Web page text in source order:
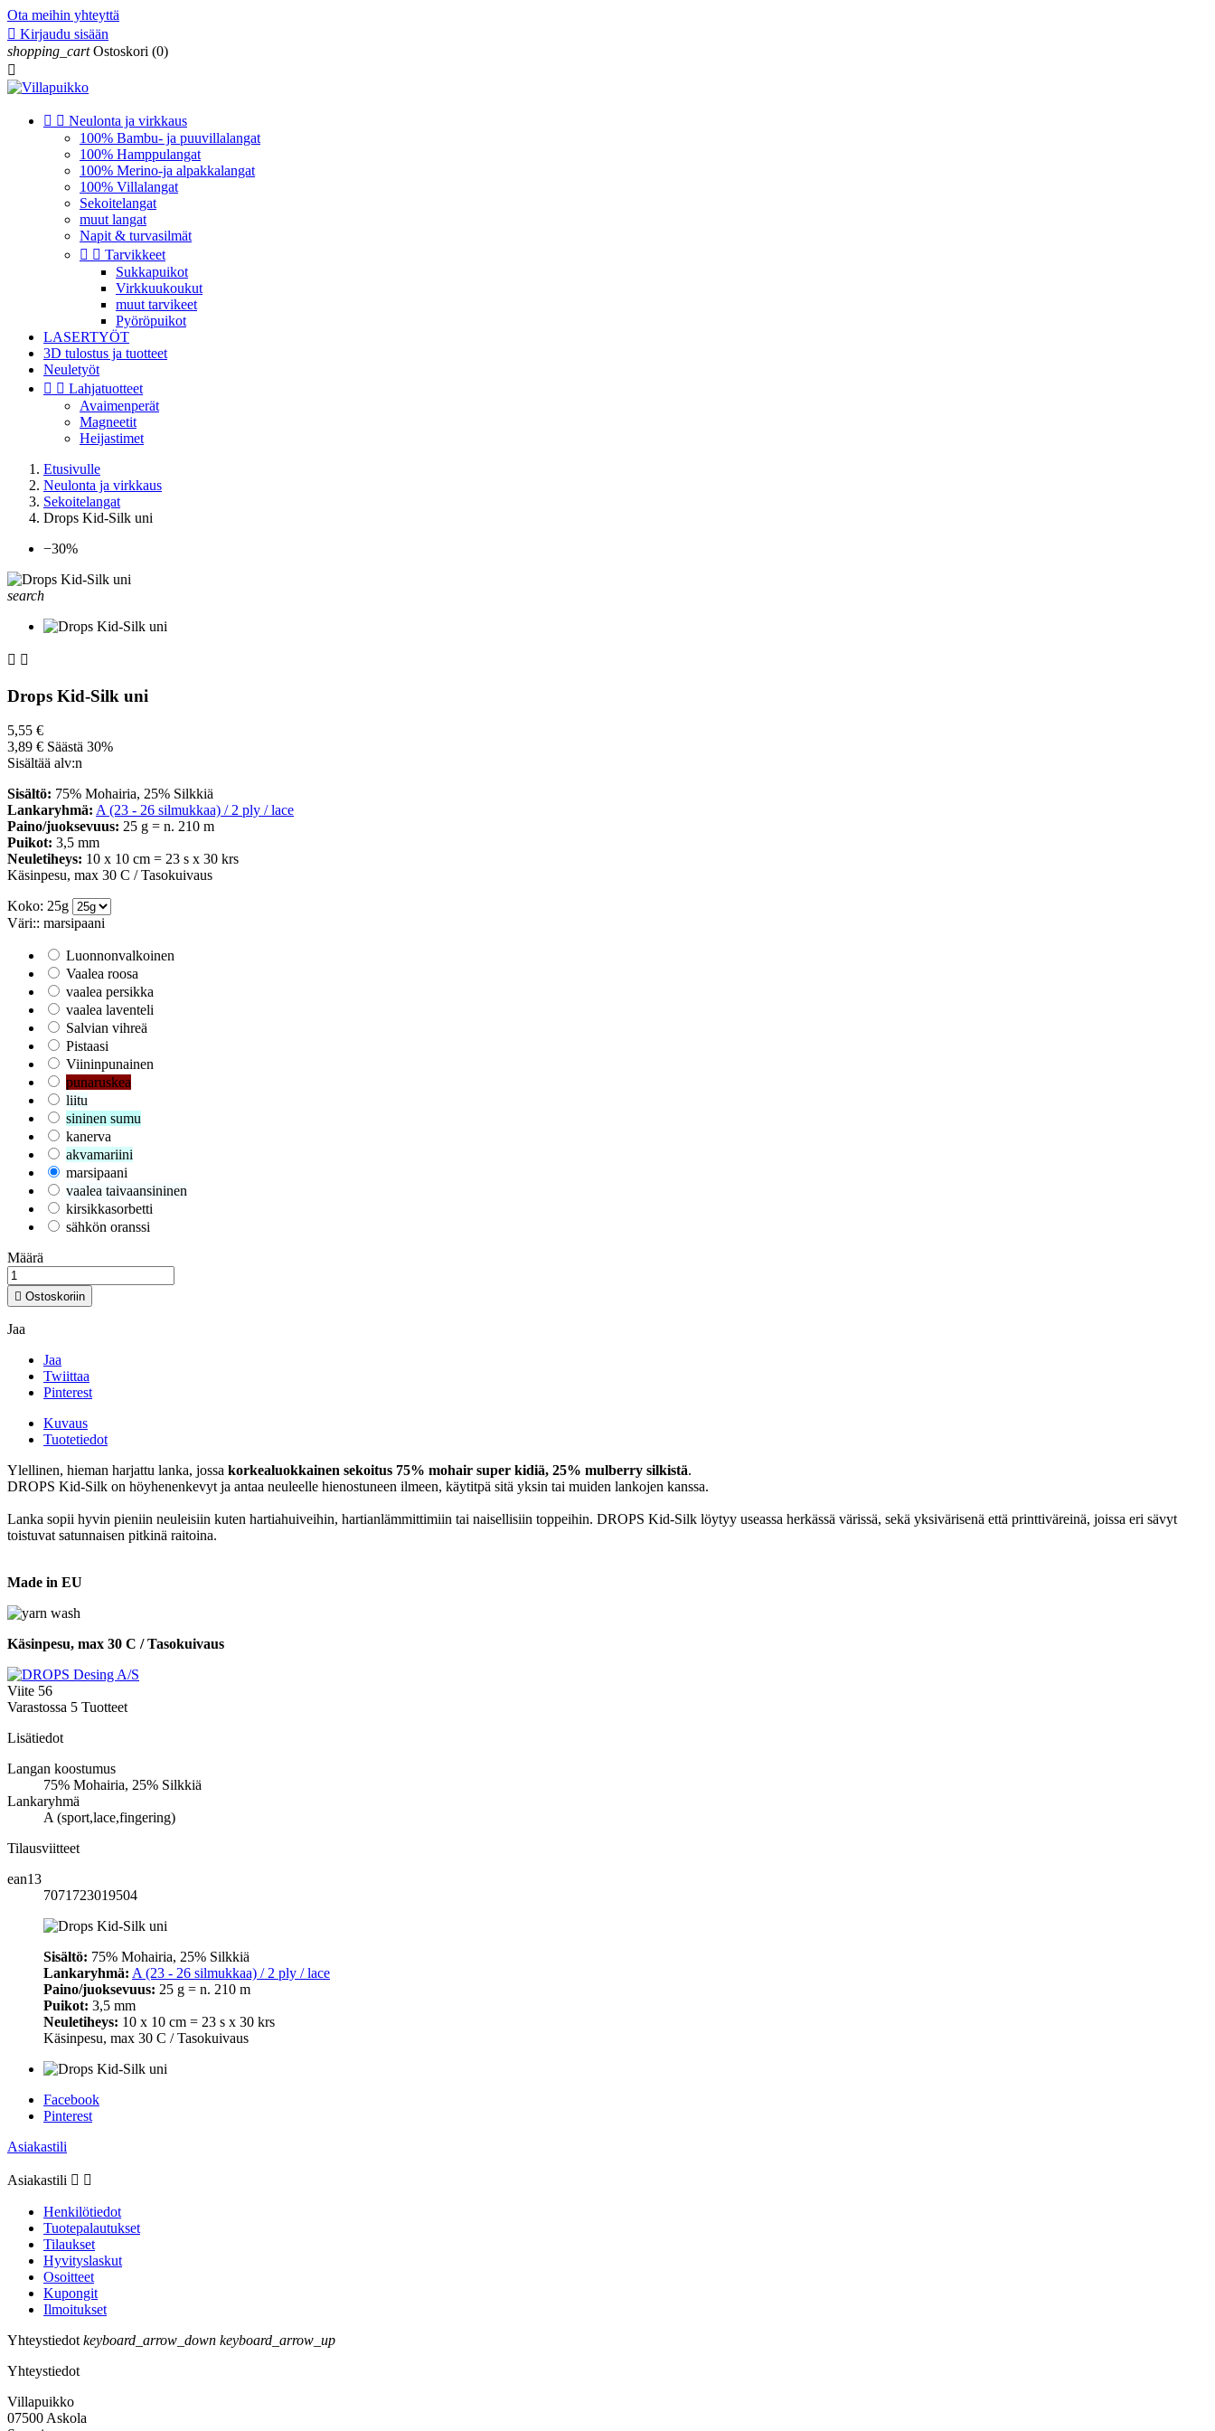
Ota meihin yhteyttä
 Kirjaudu sisään
shopping_cart Ostoskori (0)

  Neulonta ja virkkaus
100% Bambu- ja puuvillalangat
100% Hamppulangat
100% Merino-ja alpakkalangat
100% Villalangat
Sekoitelangat
muut langat
Napit & turvasilmät
  Tarvikkeet
Sukkapuikot
Virkkuukoukut
muut tarvikeet
Pyöröpuikot
LASERTYÖT
3D tulostus ja tuotteet
Neuletyöt
  Lahjatuotteet
Avaimenperät
Magneetit
Heijastimet
Etusivulle
Neulonta ja virkkaus
Sekoitelangat
Drops Kid-Silk uni
−30%
search
 
Drops Kid-Silk uni
5,55 €
3,89 € Säästä 30%
Sisältää alv:n
Sisältö: 75% Mohairia, 25% Silkkiä
Lankaryhmä: A (23 - 26 silmukkaa) / 2 ply / lace
Paino/juoksevuus: 25 g = n. 210 m
Puikot: 3,5 mm
Neuletiheys: 10 x 10 cm = 23 s x 30 krs
Käsinpesu, max 30 C / Tasokuivaus
Koko: 25g
Väri:: marsipaani
Luonnonvalkoinen
Vaalea roosa
vaalea persikka
vaalea laventeli
Salvian vihreä
Pistaasi
Viininpunainen
punaruskea
liitu
sininen sumu
kanerva
akvamariini
marsipaani
vaalea taivaansininen
kirsikkasorbetti
sähkön oranssi
Määrä
 Ostoskoriin
Jaa
Jaa
Twiittaa
Pinterest
Kuvaus
Tuotetiedot
Ylellinen, hieman harjattu lanka, jossa korkealuokkainen sekoitus 75% mohair super kidiä, 25% mulberry silkistä.
DROPS Kid-Silk on höyhenenkevyt ja antaa neuleelle hienostuneen ilmeen, käytitpä sitä yksin tai muiden lankojen kanssa.
Lanka sopii hyvin pieniin neuleisiin kuten hartiahuiveihin, hartianlämmittimiin tai naisellisiin toppeihin. DROPS Kid-Silk löytyy useassa herkässä värissä, sekä yksivärisenä että printtiväreinä, joissa eri sävyt
toistuvat satunnaisen pitkinä raitoina.
Made in EU
Käsinpesu, max 30 C / Tasokuivaus
Viite 56
Varastossa 5 Tuotteet
Lisätiedot
Langan koostumus
75% Mohairia, 25% Silkkiä
Lankaryhmä
A (sport,lace,fingering)
Tilausviitteet
ean13
7071723019504
Sisältö: 75% Mohairia, 25% Silkkiä
Lankaryhmä: A (23 - 26 silmukkaa) / 2 ply / lace
Paino/juoksevuus: 25 g = n. 210 m
Puikot: 3,5 mm
Neuletiheys: 10 x 10 cm = 23 s x 30 krs
Käsinpesu, max 30 C / Tasokuivaus
Facebook
Pinterest
Asiakastili
Asiakastili  
Henkilötiedot
Tuotepalautukset
Tilaukset
Hyvityslaskut
Osoitteet
Kupongit
Ilmoitukset
Yhteystiedot keyboard_arrow_down keyboard_arrow_up
Yhteystiedot
Villapuikko
07500 Askola